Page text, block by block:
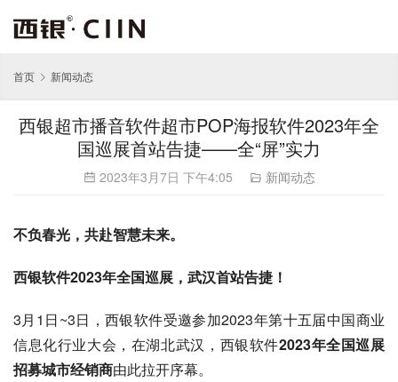
首页 新闻动态
西银超市播音软件超市POP海报软件2023年全
国巡展首站告捷——全“屏”实力
2023年3月7日 下午4:05 新闻动态
不负春光，共赴智慧未来。
西银软件2023年全国巡展，武汉首站告捷！
3月1日~3日，西银软件受邀参加2023年第十五届中国商业
信息化行业大会，在湖北武汉，西银软件2023年全国巡展
招募城市经销商由此拉开序幕。